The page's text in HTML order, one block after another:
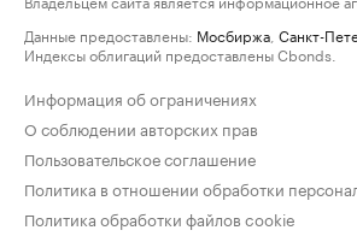
Данные предоставлены: Мосбиржа Санкт-
Индексы облигаций предоставлены Cbonds.
Информация об ограничениях
О соблюдении авторских прав
Пользовательское соглашение
Политика в отношении обработки
Политика обработки файлов cookie